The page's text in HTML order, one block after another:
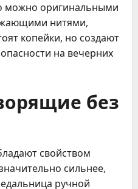
можно оригинальными
нитями,
копейки, но создают
на вечерних
без
свойством
сильнее,
ручной